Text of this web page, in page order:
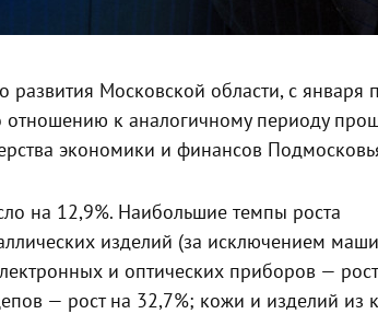
развития Московской области, с января
к аналогичному периоду
экономики и финансов
на 12,9%. Наибольшие темпы роста
изделий (за исключением
и оптических приборов —
— рост на 32,7%; кожи и изделий из